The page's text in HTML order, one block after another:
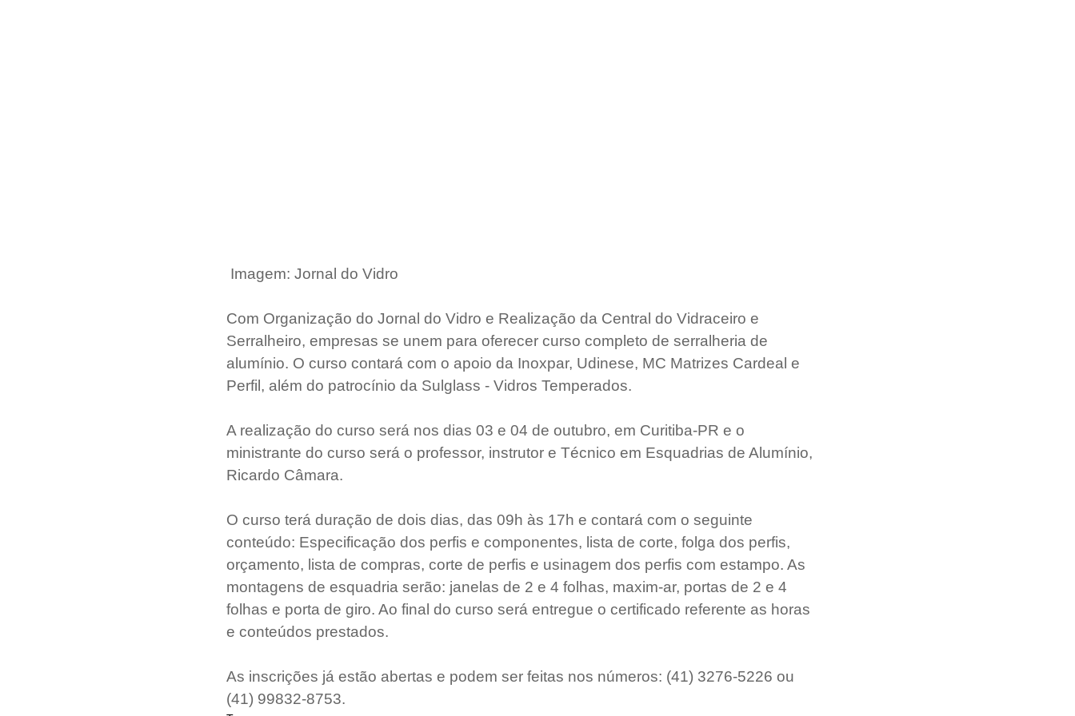
Imagem: Jornal do Vidro
Com Organização do Jornal do Vidro e Realização da Central do Vidraceiro e
Serralheiro, empresas se unem para oferecer curso completo de serralheria de
alumínio. O curso contará com o apoio da Inoxpar, Udinese, MC Matrizes Cardeal e
Perfil, além do patrocínio da Sulglass - Vidros Temperados.
A realização do curso será nos dias 03 e 04 de outubro, em Curitiba-PR e o
ministrante do curso será o professor, instrutor e Técnico em Esquadrias de Alumínio,
Ricardo Câmara.
O curso terá duração de dois dias, das 09h às 17h e contará com o seguinte
conteúdo: Especificação dos perfis e componentes, lista de corte, folga dos perfis,
orçamento, lista de compras, corte de perfis e usinagem dos perfis com estampo. As
montagens de esquadria serão: janelas de 2 e 4 folhas, maxim-ar, portas de 2 e 4
folhas e porta de giro. Ao final do curso será entregue o certificado referente as horas
e conteúdos prestados.
As inscrições já estão abertas e podem ser feitas nos números: (41) 3276-5226 ou
(41) 99832-8753.